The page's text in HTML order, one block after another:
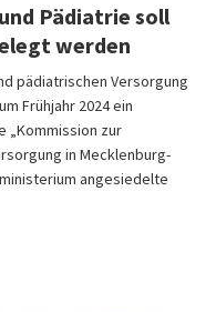
Pädiatrie soll
werden
pädiatrischen Versorgung
Frühjahr 2024 ein
„Kommission zur
in Mecklenburg-
angesiedelte